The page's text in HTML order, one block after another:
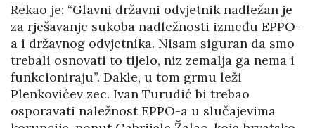
Rekao je: “Glavni državni odvjetnik nadležan je
za rješavanje sukoba nadležnosti između EPPO-
a i državnog odvjetnika. Nisam siguran da smo
trebali osnovati to tijelo, niz zemalja ga nema i
funkcioniraju”. Dakle, u tom grmu leži
Plenkovićev zec. Ivan Turudić bi trebao
osporavati naležnost EPPO-a u slučajevima